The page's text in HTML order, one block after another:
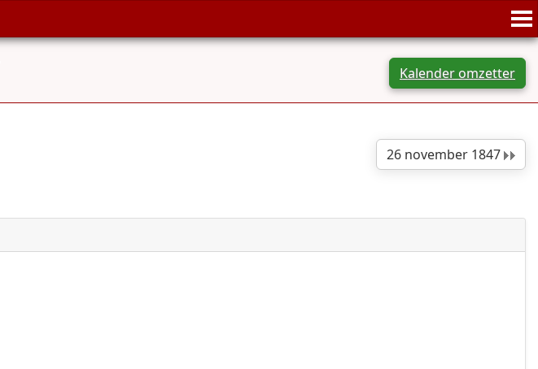
Kalender omzetter
26 november 1847